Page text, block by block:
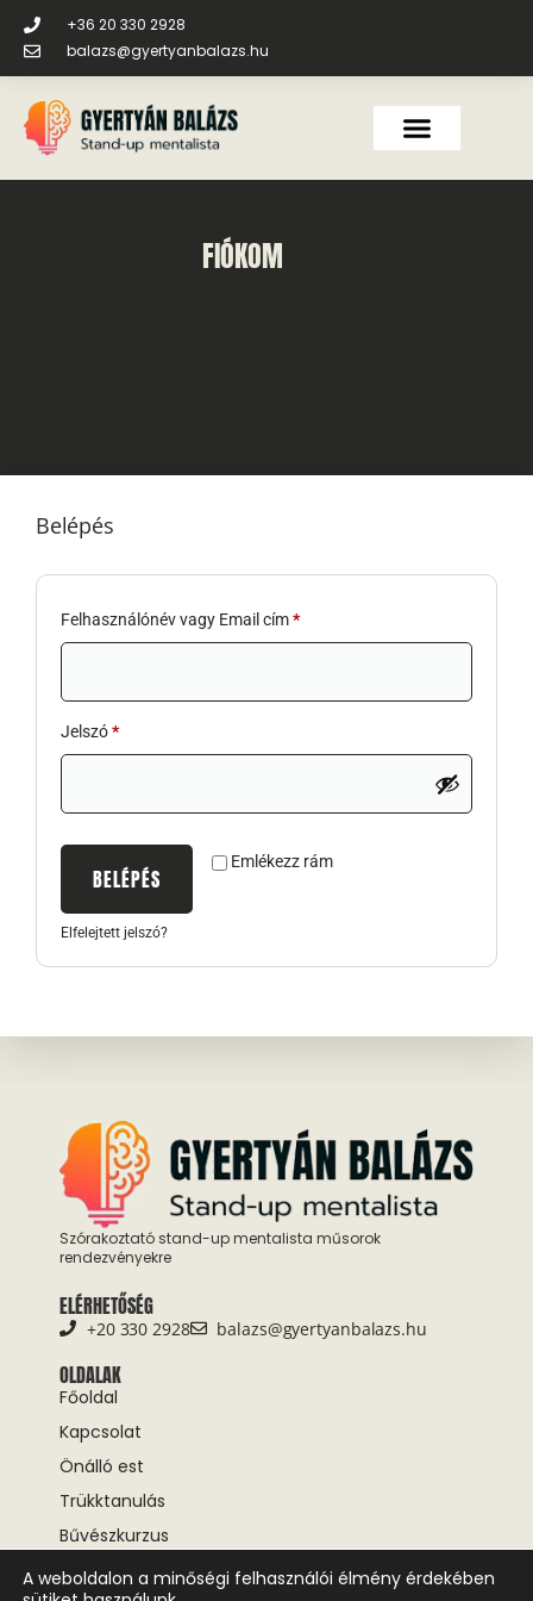
+36 20 330 2928
balazs@gyertyanbalazs.hu
FIÓKOM
Belépés
Felhasználónév vagy Email cím*
Jelszó*
Emlékezz rám
BELÉPÉS
Elfelejtett jelszó?
Szórakoztató stand-up mentalista műsorok
rendezvényekre
ELÉRHETŐSÉG
+20 330 2928 balazs@gyertyanbalazs.hu
OLDALAK
Főoldal
Kapcsolat
Önálló est
Trükktanulás
Bűvészkurzus
KÖVESS ENGEM!
A weboldalon a minőségi felhasználói élmény érdekében